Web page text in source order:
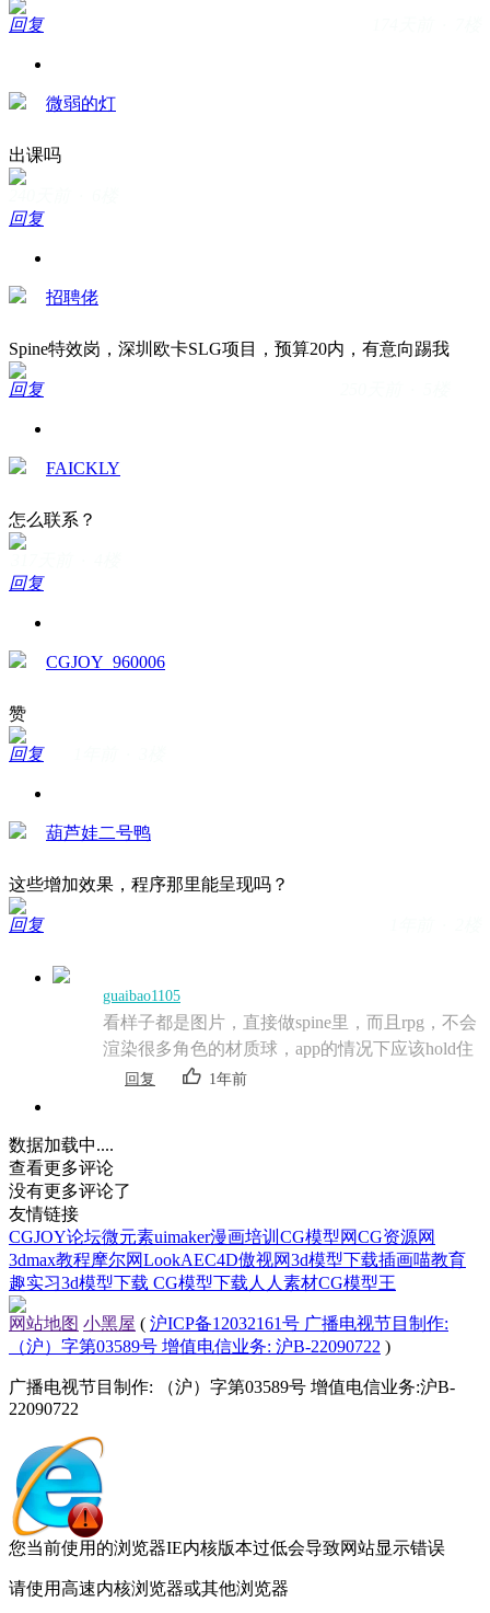
回复
微弱的灯
出课吗
回复
招聘佬
Spine特效岗，深圳欧卡SLG项目，预算20内，有意向踢我
回复
FAICKLY
怎么联系？
回复
CGJOY_960006
赞
回复
葫芦娃二号鸭
这些增加效果，程序那里能呈现吗？
回复
guaibao1105
看样子都是图片，直接做spine里，而且rpg，不会
渲染很多角色的材质球，app的情况下应该hold住
回复 1年前
数据加载中....
查看更多评论
没有更多评论了
友情链接
CGJOY论坛微元素uimaker漫画培训 CG模型网CG资源网
3dmax教程摩尔网LookAEC4D傲视网3d模型下载插画喵教育
趣实习3d模型下载 CG模型下载 人人素材CG模型王
网站地图 小黑屋 ( 沪ICP备12032161号 广播电视节目制作:
（沪）字第03589号 增值电信业务: 沪B-22090722 )
广播电视节目制作: （沪）字第03589号 增值电信业务:沪B-
22090722
您当前使用的浏览器IE内核版本过低会导致网站显示错误
请使用高速内核浏览器或其他浏览器